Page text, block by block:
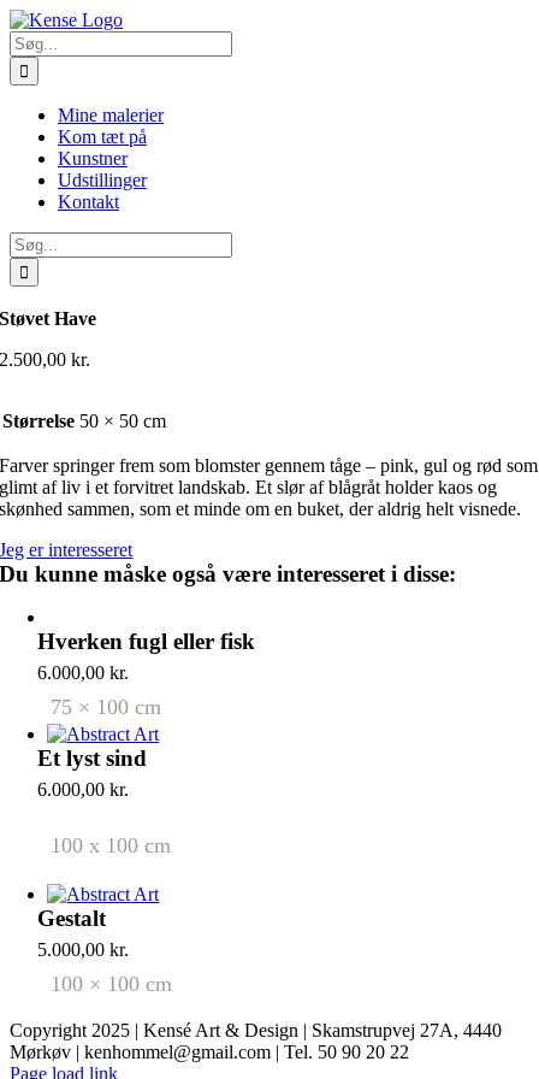
Skip
to
content
Søg
efter:
Mine malerier
Kom tæt på
Kunstner
Udstillinger
Kontakt
Søg
efter:
Støvet Have
2.500,00kr.
Størrelse 50 × 50 cm
Farver springer frem som blomster gennem tåge – pink, gul og rød som
glimt af liv i et forvitret landskab. Et slør af blågråt holder kaos og
skønhed sammen, som et minde om en buket, der aldrig helt visnede.
Jeg er interesseret
Du kunne måske også være interesseret i disse:
Hverken fugl eller fisk
6.000,00kr.
75 × 100 cm
Et lyst sind
6.000,00kr.
100 x 100 cm
Gestalt
5.000,00kr.
100 × 100 cm
Copyright 2025 | Kensé Art & Design | Skamstrupvej 27A, 4440
Mørkøv | kenhommel@gmail.com | Tel. 50 90 20 22
Facebook
Instagram
Page load link